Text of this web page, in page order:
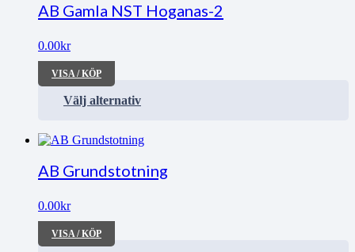
AB Gamla NST Hoganas-2
0.00kr
VISA / KÖP
Välj alternativ
AB Grundstotning
0.00kr
VISA / KÖP